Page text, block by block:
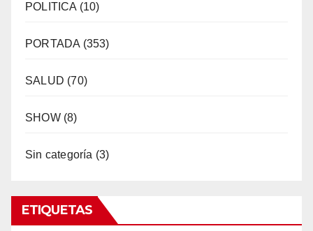
POLITICA (10)
PORTADA (353)
SALUD (70)
SHOW(8)
Sin categoría (3)
ETIQUETAS